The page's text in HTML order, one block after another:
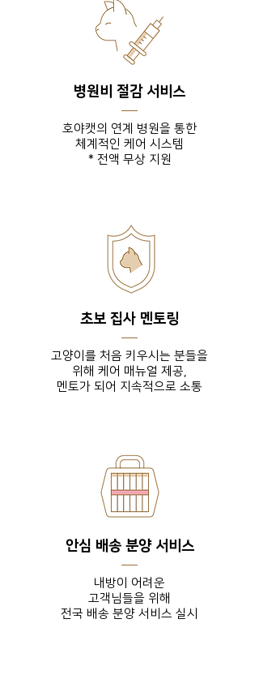
병원비 절감 서비스
호야캣의 연계 병원을 통한
체계적인 케어 시스템
* 전액 무상 지원
초보 집사 멘토링
고양이를 처음 키우시는 분들을
위해 케어 매뉴얼 제공,
​멘토가 되어 지속적으로 소통
안심 배송 분양 서비스
내방이 어려운
고객님들을 위해
전국 배송 분양 서비스 실시